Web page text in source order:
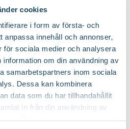
cookies
i form av första- och
innehåll och annonser,
för sociala medier och analysera
om din användning av
samarbetspartners inom sociala
Dessa kan kombinera
data som du har tillhandahållit
in från din användning av
upp lätt mellan vattningarna.